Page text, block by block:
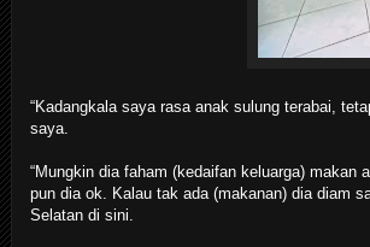
“Kadangkala saya rasa anak sulung terabai,
saya.
“Mungkin dia faham (kedaifan keluarga) makan
pun dia ok. Kalau tak ada (makanan) dia diam
Selatan di sini.